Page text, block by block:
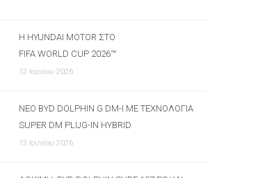
Η HYUNDAI MOTOR ΣΤΟ
FIFA WORLD CUP 2026™
12 Ιουνίου 2026
ΝΈΟ BYD DOLPHIN G DM-I ΜΕ ΤΕΧΝΟΛΟΓΊΑ
SUPER DM PLUG-IN HYBRID
12 Ιουνίου 2026